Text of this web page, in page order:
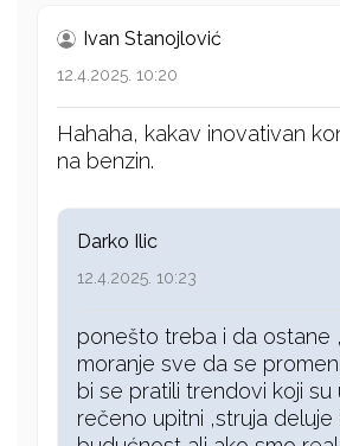
Ivan Stanojlović
12.4.2025. 10:20
Hahaha, kakav inovativan
na benzin.
Darko Ilic
12.4.2025. 10:23
ponešto treba i da ostane
moranje sve da se
bi se pratili trendovi koji su
rečeno upitni ,struja deluje